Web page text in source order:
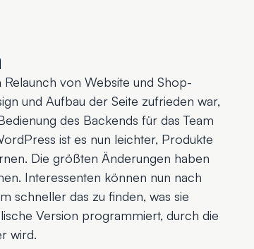
von Website und Shop-
und Aufbau der Seite zufrieden war,
des Backends für das Team
ist es nun leichter, Produkte
Die größten Änderungen haben
Interessenten können nun nach
schneller das zu finden, was sie
Version programmiert, durch die
wird.